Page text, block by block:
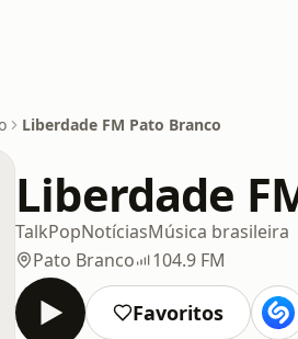
Liberdade FM Pato Branco
Liberdade
TalkPopNotíciasMúsica brasileira
Pato Branco
104.9 FM
Favoritos